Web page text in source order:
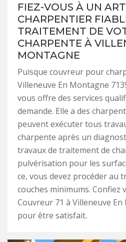
FIEZ-VOUS À UN
CHARPENTIER
TRAITEMENT DE
CHARPENTE À
MONTAGNE
Puisque couvreur pour
Villeneuve En Montagne
vous offre des services
demande. Elle a des
peuvent exécuter tous
charpente après un
travaux de traitement de
pulvérisation pour les
ce, vous devez procéder au
couches minimums. Confiez
Couvreur 71 à Villeneuve
pour être satisfait.